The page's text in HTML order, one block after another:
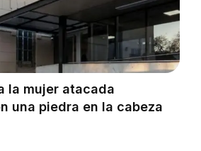
la mujer atacada
una piedra en la cabeza